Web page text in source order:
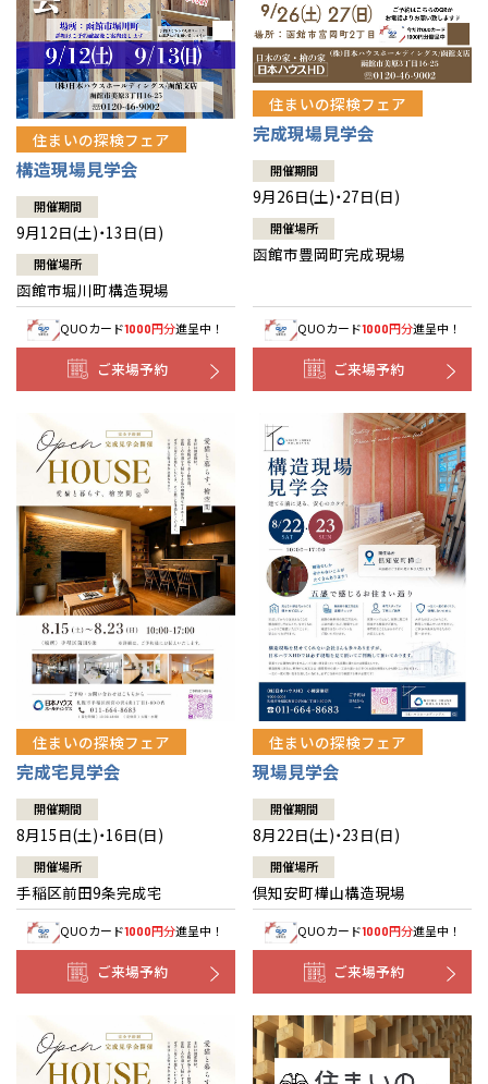
採用情報
住まいの探検フェア
構造現場見学会
開催期間
9月12日(土)・13日(日)
開催場所
函館市堀川町構造現場
QUOカード1000円分進呈中！
ご来場予約
住まいの探検フェア
完成現場見学会
開催期間
9月26日(土)・27日(日)
開催場所
函館市豊岡町完成現場
QUOカード1000円分進呈中！
ご来場予約
住まいの探検フェア
完成宅見学会
開催期間
8月15日(土)・16日(日)
開催場所
手稲区前田9条完成宅
QUOカード1000円分進呈中！
ご来場予約
住まいの探検フェア
現場見学会
開催期間
8月22日(土)・23日(日)
開催場所
倶知安町樺山構造現場
QUOカード1000円分進呈中！
ご来場予約